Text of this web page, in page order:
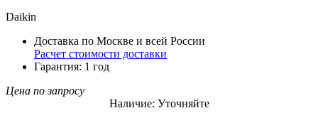
Daikin
Доставка по Москве и всей России
Расчет стоимости доставки
Гарантия: 1 год
Цена по запросу
Наличие: Уточняйте